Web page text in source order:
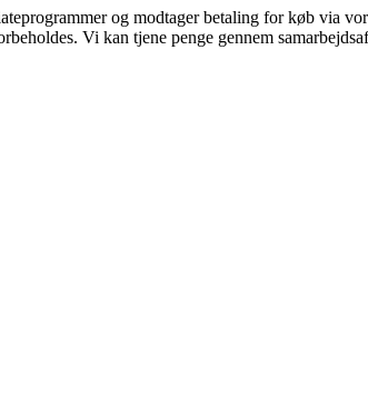
og modtager betaling for køb via
Vi kan tjene penge gennem